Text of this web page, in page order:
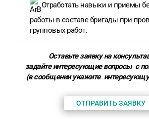
Отработать навыки и приемы
работы в составе бригады при
групповых работ.
Оставьте заявку на
задайте интересующие вопросы с
(в сообщении укажите
ОТПРАВИТЬ ЗАЯВКУ